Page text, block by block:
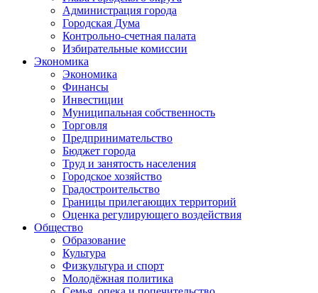
Администрация города
Городская Дума
Контрольно-счетная палата
Избирательные комиссии
Экономика
Экономика
Финансы
Инвестиции
Муниципальная собственность
Торговля
Предпринимательство
Бюджет города
Труд и занятость населения
Городское хозяйство
Градостроительство
Границы прилегающих территорий
Оценка регулирующего воздействия
Общество
Образование
Культура
Физкультура и спорт
Молодёжная политика